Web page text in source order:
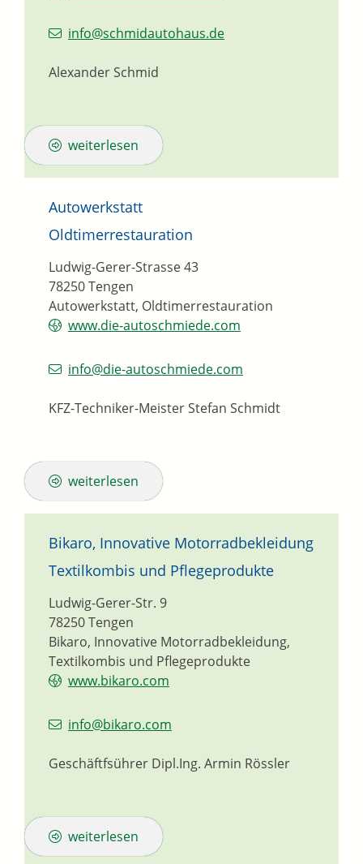
info@schmidautohaus.de
Alexander Schmid
weiterlesen
Autowerkstatt
Oldtimerrestauration
Autowerkstatt, Oldtimerrestauration
Ludwig-Gerer-Strasse 43
78250Tengen
www.die-autoschmiede.com
info@die-autoschmiede.com
KFZ-Techniker-MeisterStefan Schmidt
weiterlesen
Bikaro, Innovative Motorradbekleidung
Textilkombis und Pflegeprodukte
Bikaro, Innovative Motorradbekleidung,
Textilkombis und Pflegeprodukte
Ludwig-Gerer-Str. 9
78250Tengen
www.bikaro.com
info@bikaro.com
Geschäftfsührer Dipl.Ing. Armin Rössler
weiterlesen